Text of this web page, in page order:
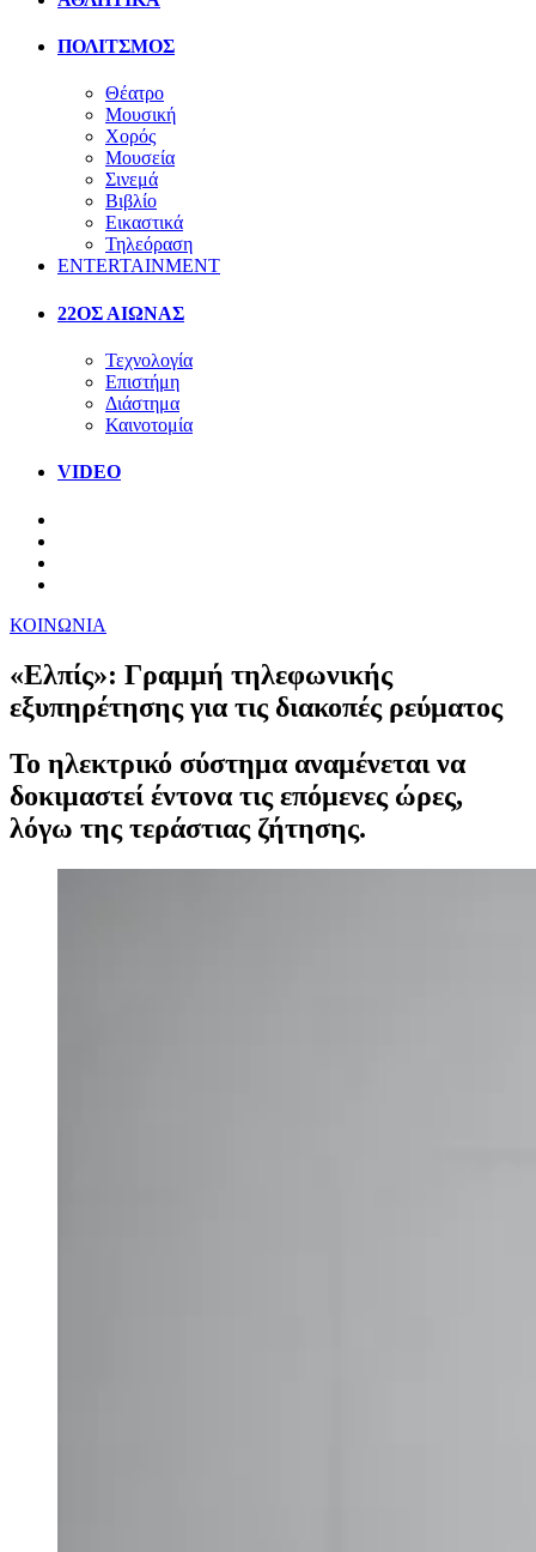
ΠΟΛΙΤΣΜΟΣ
Θέατρο
Μουσική
Χορός
Μουσεία
Σινεμά
Βιβλίο
Εικαστικά
Τηλεόραση
ENTERTAINMENT
22ΟΣ ΑΙΩΝΑΣ
Τεχνολογία
Επιστήμη
Διάστημα
Καινοτομία
VIDEO
ΚΟΙΝΩΝΙΑ
«Ελπίς»: Γραμμή τηλεφωνικής
εξυπηρέτησης για τις διακοπές ρεύματος
Το ηλεκτρικό σύστημα αναμένεται να
δοκιμαστεί έντονα τις επόμενες ώρες,
λόγω της τεράστιας ζήτησης.